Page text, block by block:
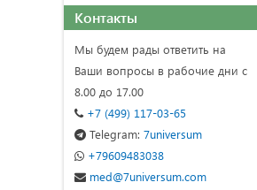
Контакты
Мы будем рады ответить на
Ваши вопросы в рабочие дни с
8.00 до 17.00
+7 (499) 117-03-65
Telegram: 7universum
+79609483038
med@7universum.com